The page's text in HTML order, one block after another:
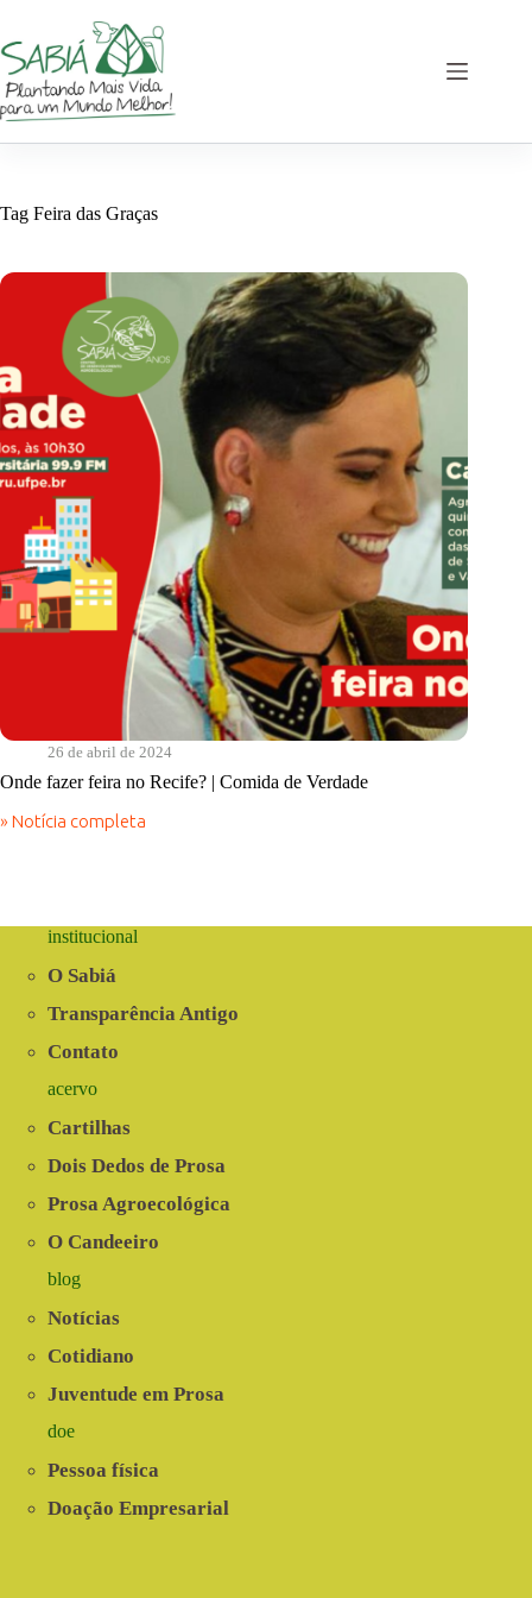
o
conteúdo
Tag Feira das Graças
26 de abril de 2024
Onde fazer feira no Recife? | Comida de Verdade
» Notícia completa
Onde
|
institucional
O Sabiá
Transparência Antigo
Contato
acervo
Cartilhas
Dois Dedos de Prosa
Prosa Agroecológica
O Candeeiro
blog
Notícias
Cotidiano
Juventude em Prosa
doe
Pessoa física
Doação Empresarial